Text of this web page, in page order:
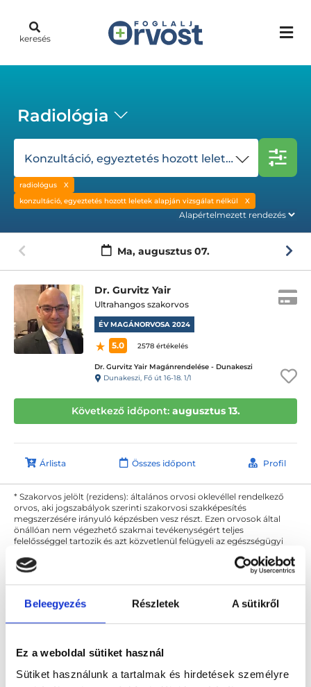
Beleegyezés Részletek A sütikről
Ez a weboldal sütiket használ
Sütiket használunk a tartalmak és hirdetések személyre
keresés
Radiológia
Konzultáció, egyeztetés hozott leletek alapján vizsgálat nélkül
radiológus
konzultáció, egyeztetés hozott leletek alapján vizsgálat nélkül
Ma, augusztus 07.
Dr. Gurvitz Yair
Ultrahangos szakorvos
ÉV MAGÁNORVOSA 2024
5.0 2578 értékelés
Dr. Gurvitz Yair Magánrendelése - Dunakeszi
Dunakeszi, Fő út 16-18. 1/1
Következő időpont: augusztus 13.
Árlista Összes időpont Profil
* Szakorvos jelölt (rezidens): általános orvosi oklevéllel rendelkező
orvos, aki jogszabályok szerinti szakorvosi szakképesítés
megszerzésére irányuló képzésben vesz részt. Ezen orvosok által
önállóan nem végezhető szakmai tevékenységért teljes
felelősséggel tartozik és azt közvetlenül felügyeli az egészségügyi
szakorvosjelölt önállóan láthat el feladatokat. A foglaljorvost.hu
felelősségét kizárja esetleges névazonosságért bármely szakorvos
és szakorvosjelölt esetén.
nélkül